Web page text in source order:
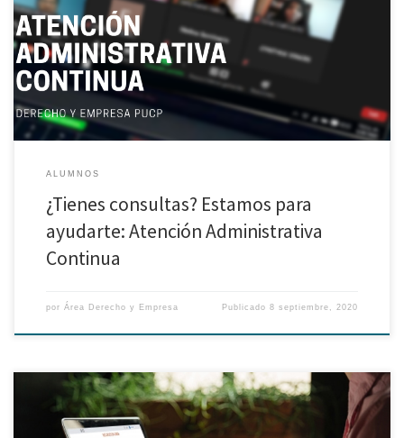
asesoramiento personalizado a todos los alumnos matriculados en las
maestrías. Recuerde que puede consultar a los correos institucionales de
los programas del área para resolver sus dudas en cualquier momento del
día: Maestría en Derecho de la Empresa: […]
ALUMNOS
¿Tienes consultas? Estamos para
ayudarte: Atención Administrativa
Continua
por Área Derecho y Empresa Publicado8 septiembre, 2020